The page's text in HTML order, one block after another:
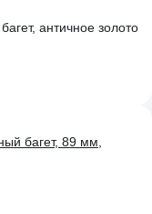
античное золото